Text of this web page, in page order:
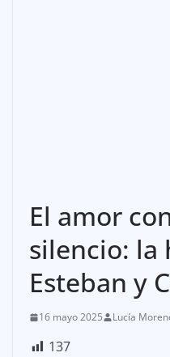
El amor
silencio: la
Esteban y
16 mayo 2025 Lucía
137